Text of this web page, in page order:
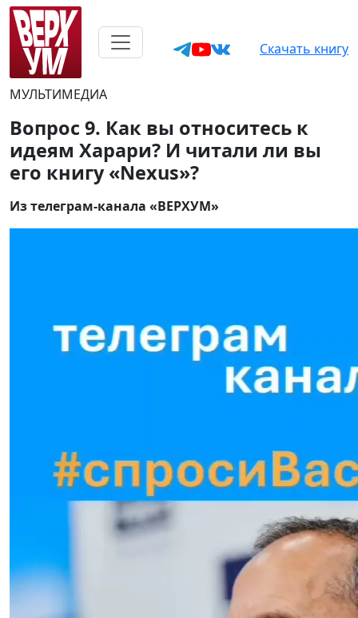
Скачать книгу
МУЛЬТИМЕДИА
Вопрос 9. Как вы относитесь к
идеям Харари? И читали ли вы
его книгу «Nexus»?
Из телеграм-канала «ВЕРХУМ»